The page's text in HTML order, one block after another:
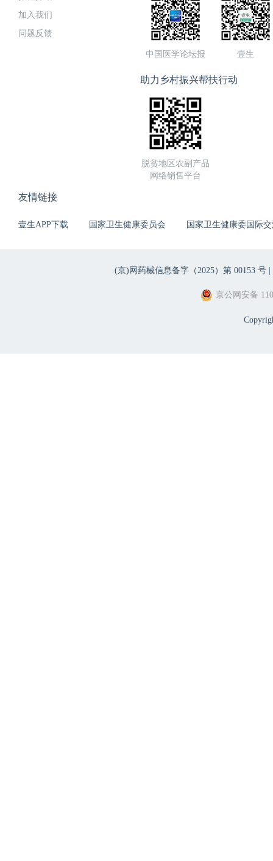
加入我们
问题反馈
中国医学论坛报 壹生
助力乡村振兴帮扶行动
脱贫地区农副产品
网络销售平台
友情链接
壹生APP下载 国家卫生健康委员会 国家卫生健康委国际
(京)网药械信息备字（2025）第 00153 号 |
京公网安备